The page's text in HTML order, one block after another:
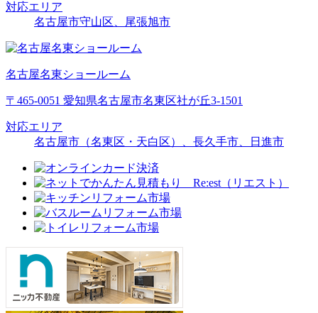
対応エリア
名古屋市守山区、尾張旭市
名古屋名東ショールーム
〒465-0051 愛知県名古屋市名東区社が丘3-1501
対応エリア
名古屋市（名東区・天白区）、長久手市、日進市